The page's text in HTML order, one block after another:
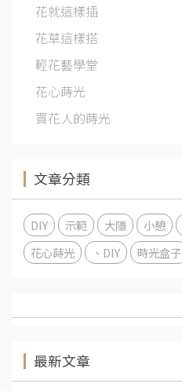
花就這樣插
花草這樣搭
輕花藝學堂
花心蒔光
買花人的蒔光
文章分類
DIY 示範 大隱 小憩
花心蒔光
、DIY 時光盒子
最新文章